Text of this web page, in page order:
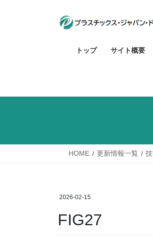
トップ サイト概要
HOME 更新情報一覧
2026-02-15
FIG27